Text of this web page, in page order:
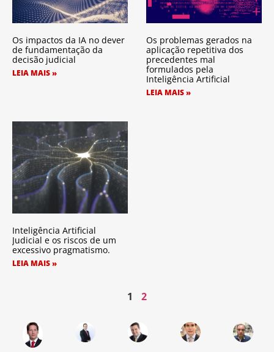
Os impactos da IA no dever
de fundamentação da
decisão judicial
LEIA MAIS »
Os problemas gerados na
aplicação repetitiva dos
precedentes mal
formulados pela
Inteligência Artificial
LEIA MAIS »
Inteligência Artificial
Judicial e os riscos de um
excessivo pragmatismo.
LEIA MAIS »
1 2